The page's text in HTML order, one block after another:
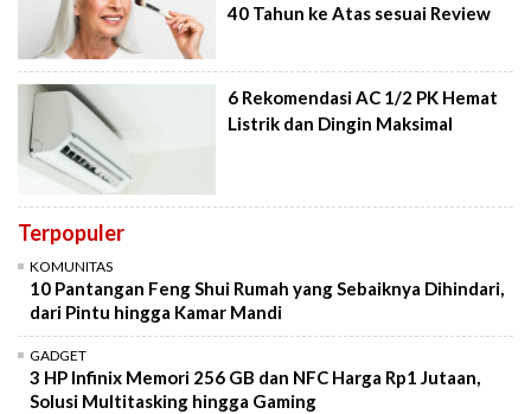
40 Tahun ke Atas sesuai Review
6 Rekomendasi AC 1/2 PK Hemat
Listrik dan Dingin Maksimal
Terpopuler
KOMUNITAS
10 Pantangan Feng Shui Rumah yang Sebaiknya Dihindari,
dari Pintu hingga Kamar Mandi
GADGET
3 HP Infinix Memori 256 GB dan NFC Harga Rp1 Jutaan,
Solusi Multitasking hingga Gaming